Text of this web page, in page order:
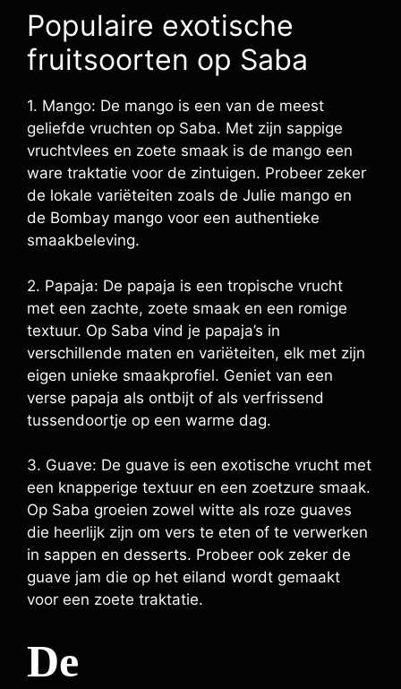
Populaire exotische
fruitsoorten op Saba
1. Mango: De mango is een van de meest
geliefde vruchten op Saba. Met zijn sappige
vruchtvlees en zoete smaak is de mango een
ware traktatie voor de zintuigen. Probeer zeker
de lokale variëteiten zoals de Julie mango en
de Bombay mango voor een authentieke
smaakbeleving.
2. Papaja: De papaja is een tropische vrucht
met een zachte, zoete smaak en een romige
textuur. Op Saba vind je papaja’s in
verschillende maten en variëteiten, elk met zijn
eigen unieke smaakprofiel. Geniet van een
verse papaja als ontbijt of als verfrissend
tussendoortje op een warme dag.
3. Guave: De guave is een exotische vrucht met
een knapperige textuur en een zoetzure smaak.
Op Saba groeien zowel witte als roze guaves
die heerlijk zijn om vers te eten of te verwerken
in sappen en desserts. Probeer ook zeker de
guave jam die op het eiland wordt gemaakt
voor een zoete traktatie.
De